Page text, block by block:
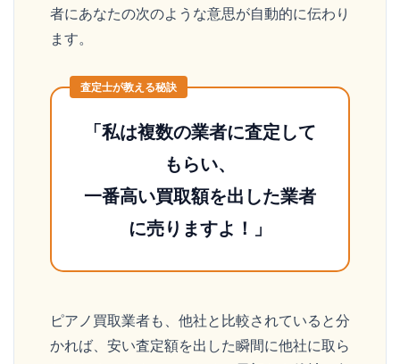
者にあなたの次のような意思が自動的に伝わり
ます。
「私は複数の業者に査定して
もらい、
一番高い買取額を出した業者
に売りますよ！」
ピアノ買取業者も、他社と比較されていると分
かれば、安い査定額を出した瞬間に他社に取ら